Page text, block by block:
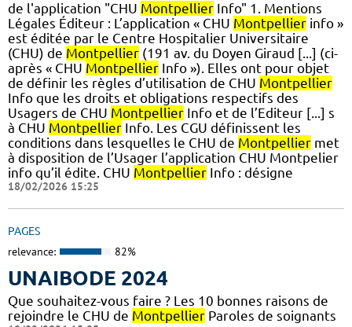
de l'application "CHU Montpellier Info" 1. Mentions
Légales Éditeur : L’application « CHU Montpellier info »
est éditée par le Centre Hospitalier Universitaire
(CHU) de Montpellier (191 av. du Doyen Giraud [...] (ci-
après « CHU Montpellier Info »). Elles ont pour objet
de définir les règles d’utilisation de CHU Montpellier
Info que les droits et obligations respectifs des
Usagers de CHU Montpellier Info et de l’Editeur [...] s
à CHU Montpellier Info. Les CGU définissent les
conditions dans lesquelles le CHU de Montpellier met
à disposition de l’Usager l’application CHU Montpelier
info qu’il édite. CHU Montpellier Info : désigne
18/02/2026 15:25
PAGES
relevance: 82%
UNAIBODE 2024
Que souhaitez-vous faire ? Les 10 bonnes raisons de
rejoindre le CHU de Montpellier Paroles de soignants